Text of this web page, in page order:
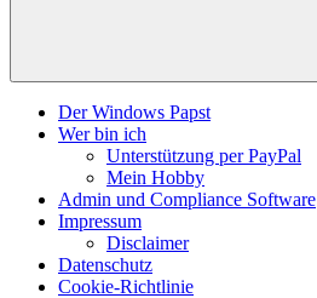
Der Windows Papst
Wer bin ich
Unterstützung per PayPal
Mein Hobby
Admin und Compliance Software
Impressum
Disclaimer
Datenschutz
Cookie-Richtlinie